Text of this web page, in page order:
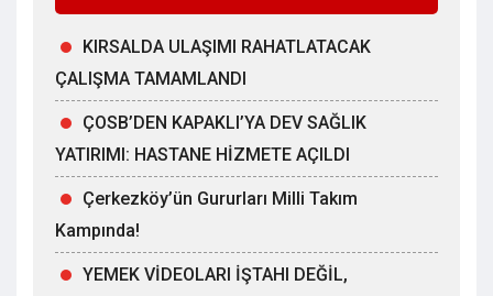
KIRSALDA ULAŞIMI RAHATLATACAK
ÇALIŞMA TAMAMLANDI
ÇOSB’DEN KAPAKLI’YA DEV SAĞLIK
YATIRIMI: HASTANE HİZMETE AÇILDI
Çerkezköy’ün Gururları Milli Takım
Kampında!
YEMEK VİDEOLARI İŞTAHI DEĞİL,